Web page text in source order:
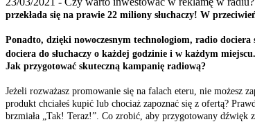
przekłada się na prawie 22 miliony słuchaczy! W
Ponadto, dzięki nowoczesnym technologiom, radio
dociera do słuchaczy o każdej godzinie i w każdym miejscu.
Jak przygotować skuteczną kampanię radiową?
Jeżeli rozważasz promowanie się na falach eteru, nie możesz
produkt chciałeś kupić lub chociaż zapoznać się z ofertą?
brzmiała „Tak! Teraz!”. Co zrobić, aby przygotowany dźwięk